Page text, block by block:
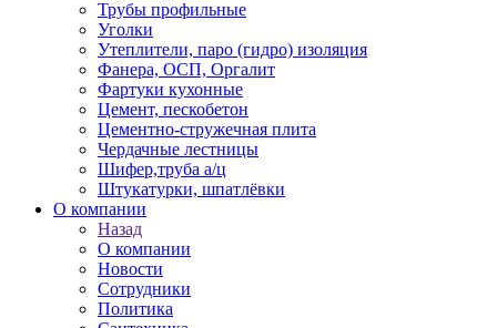
Трубы профильные
Уголки
Утеплители, паро (гидро) изоляция
Фанера, ОСП, Оргалит
Фартуки кухонные
Цемент, пескобетон
Цементно-стружечная плита
Чердачные лестницы
Шифер,труба а/ц
Штукатурки, шпатлёвки
О компании
Назад
О компании
Новости
Сотрудники
Политика